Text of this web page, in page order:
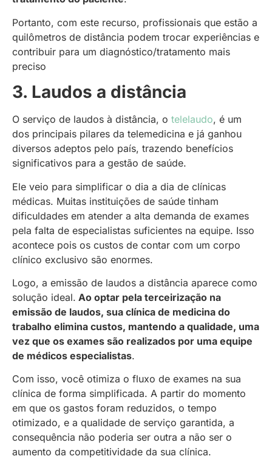
Portanto, com este recurso, profissionais que estão a
quilômetros de distância podem trocar experiências e
contribuir para um diagnóstico/tratamento mais
preciso
3. Laudos a distância
O serviço de laudos à distância, o telelaudo, é um
dos principais pilares da telemedicina e já ganhou
diversos adeptos pelo país, trazendo benefícios
significativos para a gestão de saúde.
Ele veio para simplificar o dia a dia de clínicas
médicas. Muitas instituições de saúde tinham
dificuldades em atender a alta demanda de exames
pela falta de especialistas suficientes na equipe. Isso
acontece pois os custos de contar com um corpo
clínico exclusivo são enormes.
Logo, a emissão de laudos a distância aparece como
solução ideal. Ao optar pela terceirização na
emissão de laudos, sua clínica de medicina do
trabalho elimina custos, mantendo a qualidade, uma
vez que os exames são realizados por uma equipe
de médicos especialistas.
Com isso, você otimiza o fluxo de exames na sua
clínica de forma simplificada. A partir do momento
em que os gastos foram reduzidos, o tempo
otimizado, e a qualidade de serviço garantida, a
consequência não poderia ser outra a não ser o
aumento da competitividade da sua clínica.